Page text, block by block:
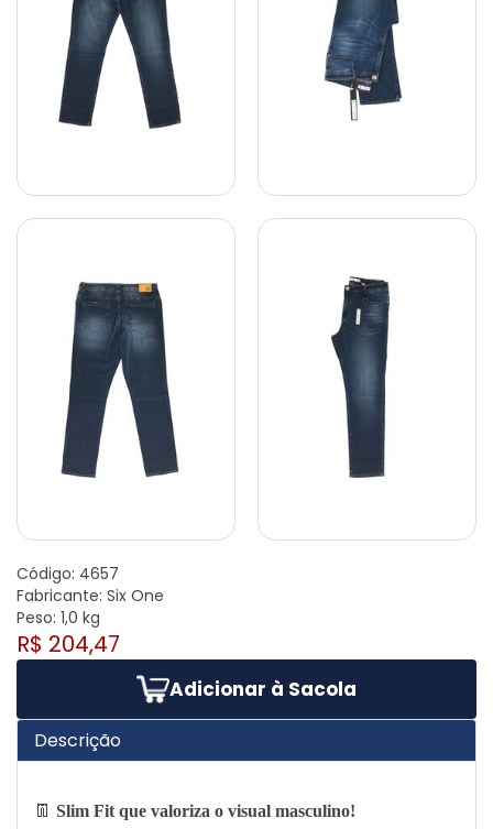
Código: 4657
Fabricante: Six One
Peso: 1,0 kg
R$ 204,47
Adicionar à Sacola
Descrição
👖 Slim Fit que valoriza o visual masculino!